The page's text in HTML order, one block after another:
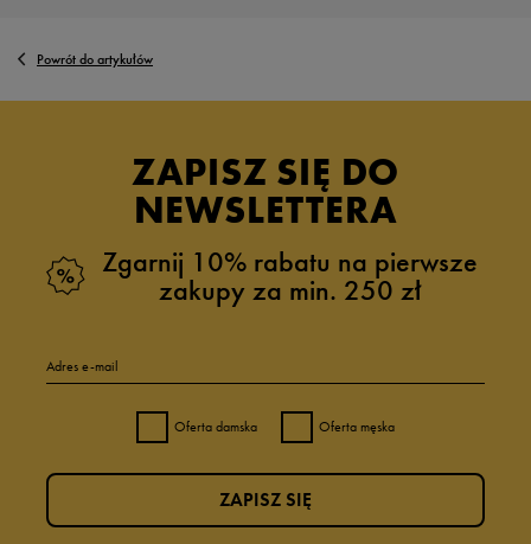
Powrót do artykułów
ZAPISZ SIĘ DO
NEWSLETTERA
Zgarnij 10% rabatu na pierwsze
zakupy za min. 250 zł
Adres e-mail
Oferta damska Oferta męska
ZAPISZ SIĘ